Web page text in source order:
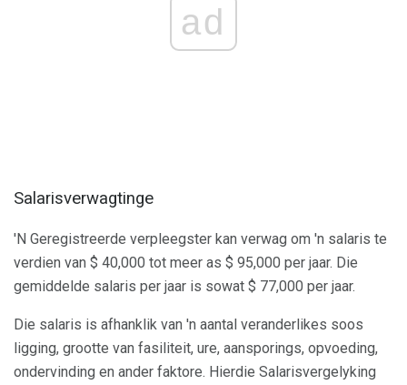
ad
Salarisverwagtinge
'N Geregistreerde verpleegster kan verwag om 'n salaris te
verdien van $ 40,000 tot meer as $ 95,000 per jaar. Die
gemiddelde salaris per jaar is sowat $ 77,000 per jaar.
Die salaris is afhanklik van 'n aantal veranderlikes soos
ligging, grootte van fasiliteit, ure, aansporings, opvoeding,
ondervinding en ander faktore. Hierdie Salarisvergelyking